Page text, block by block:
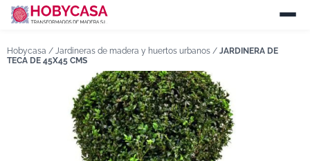
Hobycasa / Jardineras de madera y huertos urbanos / JARDINERA DE
TECA DE 45X45 CMS